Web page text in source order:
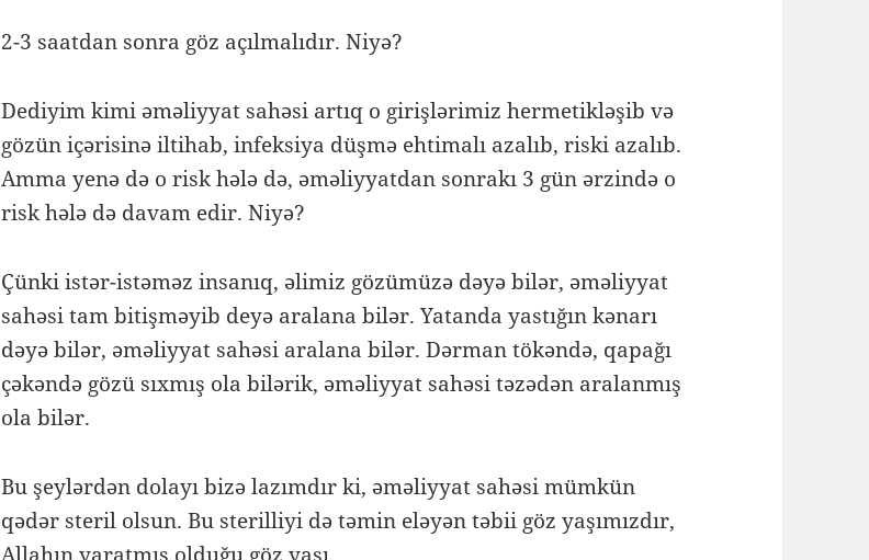
2-3 saatdan sonra göz açılmalıdır. Niyə?
Dediyim kimi əməliyyat sahəsi artıq o girişlərimiz hermetikləşib və
gözün içərisinə iltihab, infeksiya düşmə ehtimalı azalıb, riski azalıb.
Amma yenə də o risk hələ də, əməliyyatdan sonrakı 3 gün ərzində o
risk hələ də davam edir. Niyə?
Çünki istər-istəməz insanıq, əlimiz gözümüzə dəyə bilər, əməliyyat
sahəsi tam bitişməyib deyə aralana bilər. Yatanda yastığın kənarı
dəyə bilər, əməliyyat sahəsi aralana bilər. Dərman tökəndə, qapağı
çəkəndə gözü sıxmış ola bilərik, əməliyyat sahəsi təzədən aralanmış
ola bilər.
Bu şeylərdən dolayı bizə lazımdır ki, əməliyyat sahəsi mümkün
qədər steril olsun. Bu sterilliyi də təmin eləyən təbii göz yaşımızdır,
Allahın yaratmış olduğu göz yaşı.